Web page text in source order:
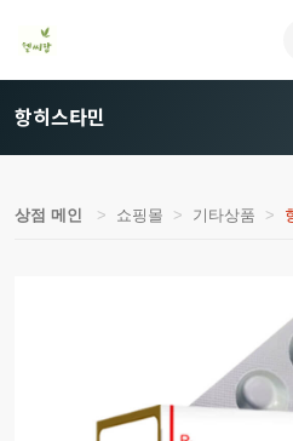
항히스타민
상점 메인 쇼핑몰 기타상품